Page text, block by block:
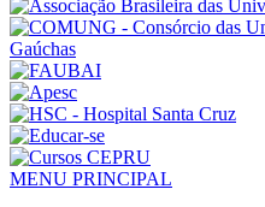
MENU PRINCIPAL